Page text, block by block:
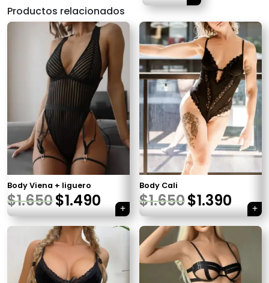
Productos relacionados
Body Viena + liguero
$1.650$1.490
Body Cali
$1.650$1.390